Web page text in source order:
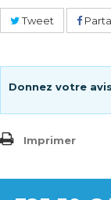
Tweet
Donnez votre avis
Imprimer